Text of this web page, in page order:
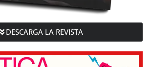
DESCARGA LA REVISTA